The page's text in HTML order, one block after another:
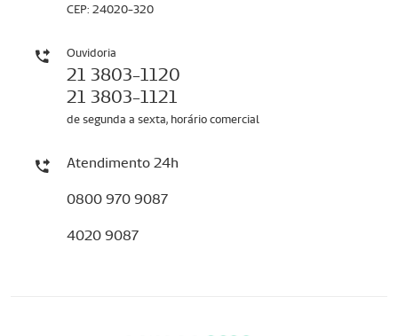
CEP: 24020-320
Ouvidoria
21 3803-1120
21 3803-1121
de segunda a sexta, horário comercial
Atendimento 24h
0800 970 9087
4020 9087